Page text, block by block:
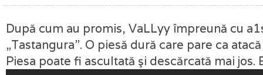
După cum au promis, VaLLyy împreună cu
„Tastangura”. O piesă dură care pare ca
Piesa poate fi ascultată şi descărcată mai jos.